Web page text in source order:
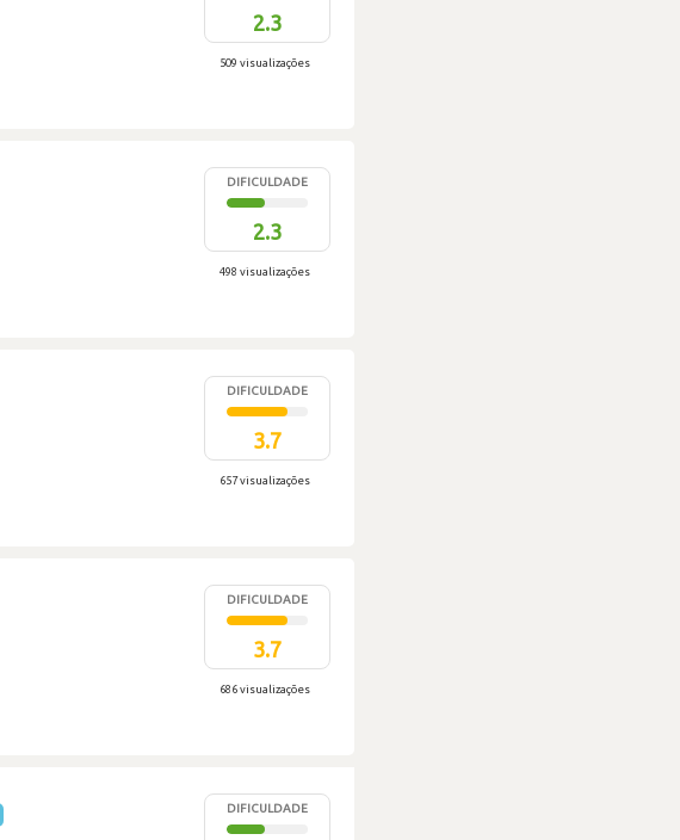
2.3
509 visualizações
DIFICULDADE
2.3
498 visualizações
DIFICULDADE
3.7
657 visualizações
DIFICULDADE
3.7
686 visualizações
DIFICULDADE